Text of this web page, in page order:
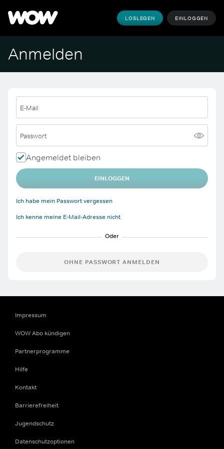
LOSLEGEN EINLOGGEN
Anmelden
E-Mail
Passwort
Angemeldet bleiben
EINLOGGEN
Ich habe mein Passwort vergessen
Ich kenne meine E-Mail-Adresse nicht
OHNE PASSWORT ANMELDEN
Impressum
WOW Abo kündigen
Partnerprogramme
Hilfe
Kontakt
Barrierefreiheit
Jugendschutz
Datenschutzoptionen